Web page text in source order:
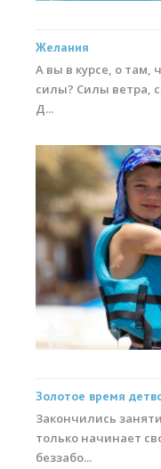
Желания
А вы в курсе, о там,
силы? Силы ветра,
Д...
Золотое время
Закончились
только начинает
беззабо...